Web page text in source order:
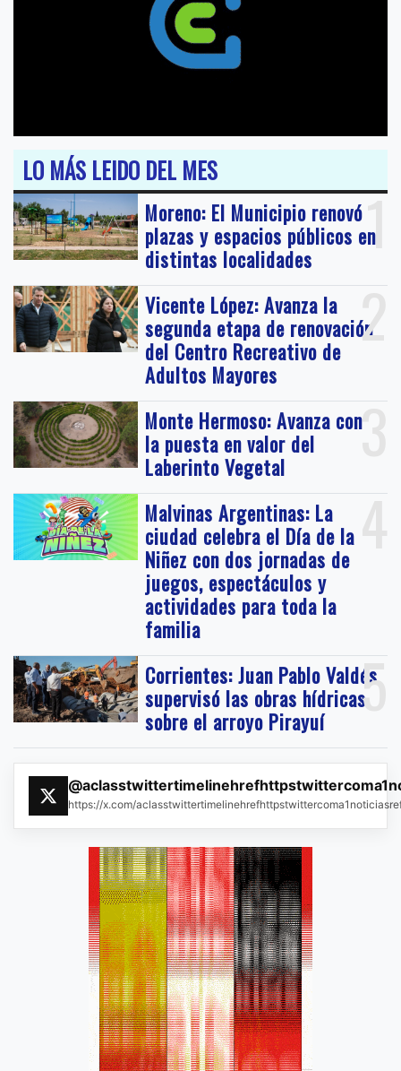
LO MÁS LEIDO DEL MES
1
Moreno: El Municipio renovó
plazas y espacios públicos en
distintas localidades
2
Vicente López: Avanza la
segunda etapa de renovación
del Centro Recreativo de
Adultos Mayores
3
Monte Hermoso: Avanza con
la puesta en valor del
Laberinto Vegetal
4
Malvinas Argentinas: La
ciudad celebra el Día de la
Niñez con dos jornadas de
juegos, espectáculos y
actividades para toda la
familia
5
Corrientes: Juan Pablo Valdés
supervisó las obras hídricas
sobre el arroyo Pirayuí
https://x.com/